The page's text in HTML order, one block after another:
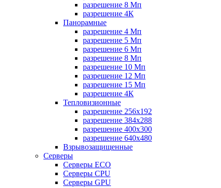
разрешение 8 Мп
разрешение 4К
Панорамные
разрешение 4 Мп
разрешение 5 Мп
разрешение 6 Мп
разрешение 8 Мп
разрешение 10 Мп
разрешение 12 Мп
разрешение 15 Мп
разрешение 4К
Тепловизионные
разрешение 256x192
разрешение 384х288
разрешение 400x300
разрешение 640х480
Взрывозащищенные
Серверы
Серверы ECO
Серверы CPU
Серверы GPU